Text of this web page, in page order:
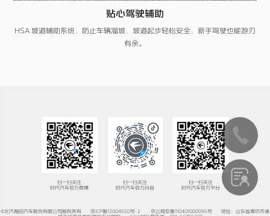
贴心驾驶辅助
HSA 坡道辅助系统，防止车辆溜坡，坡道起步轻松安全，新手驾驶也能游刃
有余。
扫一扫关注
时代汽车官方微博
扫一扫关注
时代汽车官方抖音
扫一扫关注
时代汽车官方平台
©北汽福田汽车股份有限公司版权所有 京ICP备12004550号-2 京公网安备110401000095号
地址：山东省潍坊市诸